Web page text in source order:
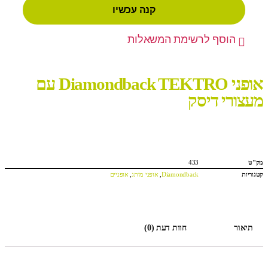
קנה עכשיו
הוסף לרשימת המשאלות
אופני Diamondback TEKTRO עם
מעצורי דיסק
מק"ט
433
קטגוריות
Diamondback
,אופני מותג,אופניים
תיאור חוות דעת (0)